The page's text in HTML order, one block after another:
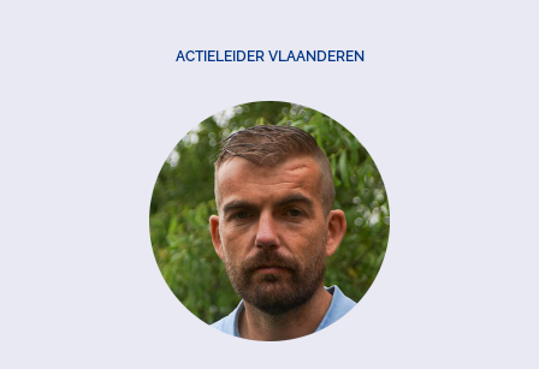
ACTIELEIDER VLAANDEREN